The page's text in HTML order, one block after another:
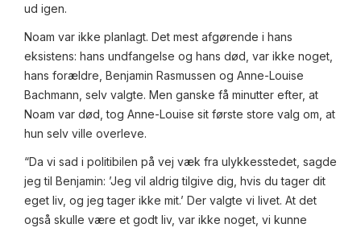
ud igen.
Noam var ikke planlagt. Det mest afgørende i hans
eksistens: hans undfangelse og hans død, var ikke noget,
hans forældre, Benjamin Rasmussen og Anne-Louise
Bachmann, selv valgte. Men ganske få minutter efter, at
Noam var død, tog Anne-Louise sit første store valg om, at
hun selv ville overleve.
“Da vi sad i politibilen på vej væk fra ulykkesstedet, sagde
jeg til Benjamin: ’Jeg vil aldrig tilgive dig, hvis du tager dit
eget liv, og jeg tager ikke mit.’ Der valgte vi livet. At det
også skulle være et godt liv, var ikke noget, vi kunne